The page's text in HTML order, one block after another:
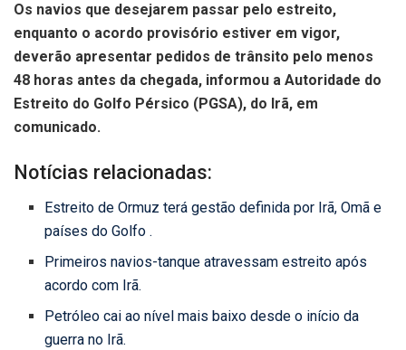
Os navios que desejarem passar pelo estreito,
enquanto o acordo provisório estiver em vigor,
deverão apresentar pedidos de trânsito pelo menos
48 horas antes da chegada, informou a Autoridade do
Estreito do Golfo Pérsico (PGSA), do Irã, em
comunicado.
Notícias relacionadas:
Estreito de Ormuz terá gestão definida por Irã, Omã e
países do Golfo .
Primeiros navios-tanque atravessam estreito após
acordo com Irã.
Petróleo cai ao nível mais baixo desde o início da
guerra no Irã.